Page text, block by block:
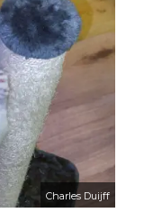
Charles Duijff